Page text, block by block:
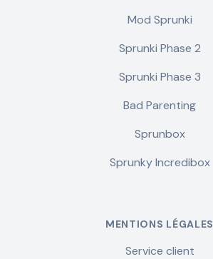
Mod Sprunki
Sprunki Phase 2
Sprunki Phase 3
Bad Parenting
Sprunbox
Sprunky Incredibox
MENTIONS LÉGALES
Service client